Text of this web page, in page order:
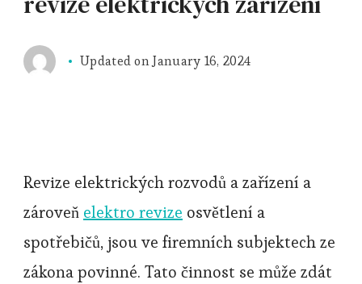
Updated onJanuary 16, 2024
Revize elektrických rozvodů a zařízení a
zároveň elektro revize osvětlení a
spotřebičů, jsou ve firemních subjektech ze
zákona povinné. Tato činnost se může zdát